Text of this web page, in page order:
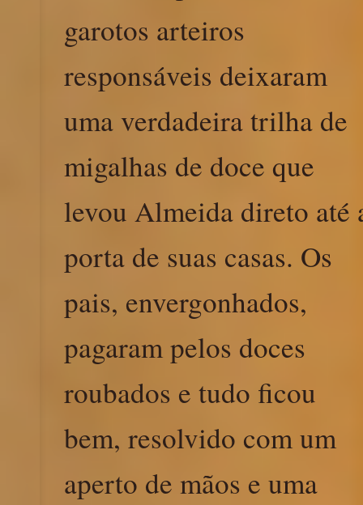
garotos arteiros
responsáveis deixaram
uma verdadeira trilha de
migalhas de doce que
levou Almeida direto até
porta de suas casas. Os
pais, envergonhados,
pagaram pelos doces
roubados e tudo ficou
bem, resolvido com um
aperto de mãos e uma